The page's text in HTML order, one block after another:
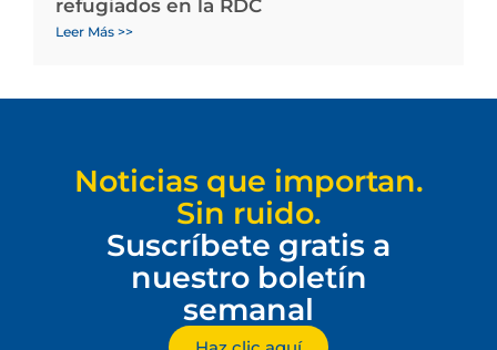
refugiados en la RDC
Leer Más >>
Noticias que importan.
Sin ruido.
Suscríbete gratis a
nuestro boletín
semanal